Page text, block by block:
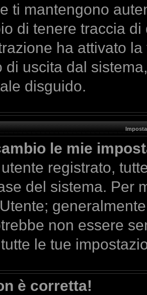
ti mantengono
di tenere traccia
ha attivato
di uscita dal
disguido.
le mie
registrato,
del sistema. Per
non essere
le tue
è corretta!